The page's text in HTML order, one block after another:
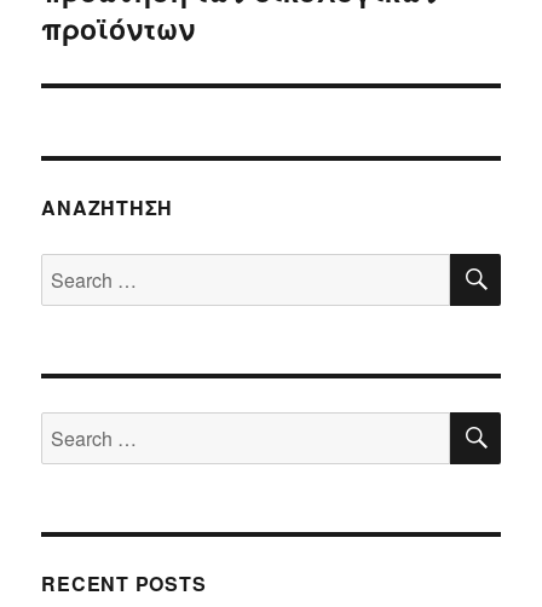
προϊόντων
ΑΝΑΖΉΤΗΣΗ
Search
for:
Search
for:
RECENT POSTS